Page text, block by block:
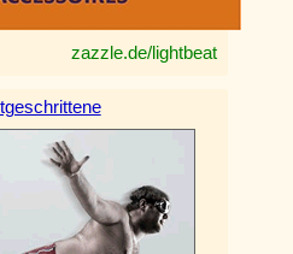
zazzle.de/lightbeat